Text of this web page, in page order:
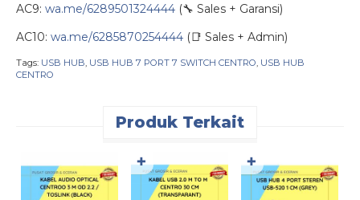
AC9: wa.me/6289501324444 (🔧 Sales + Garansi)
AC10: wa.me/6285870254444 (📑 Sales + Admin)
Tags: USB HUB USB HUB 7 PORT 7 SWITCH CENTRO USB HUB
CENTRO
Produk Terkait
✚ ✚